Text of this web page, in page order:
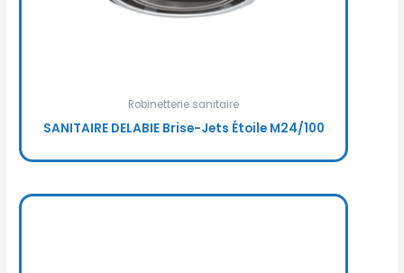
Robinetterie sanitaire
SANITAIRE DELABIE Brise-Jets Étoile M24/100